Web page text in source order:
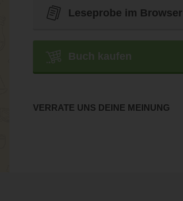
Leseprobe im Browser
Buch kaufen
VERRATE UNS DEINE MEINUNG